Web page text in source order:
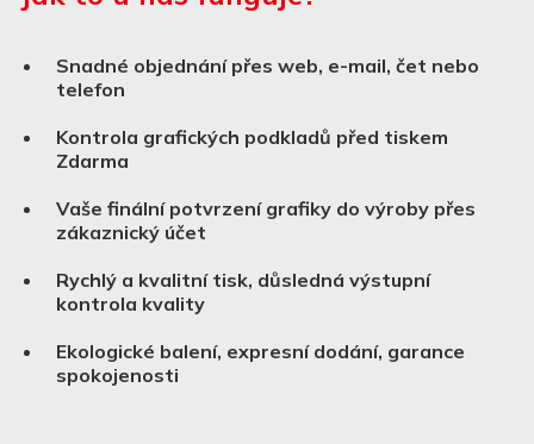
Snadné objednání přes web, e-mail, čet nebo
telefon
Kontrola grafických podkladů před tiskem
Zdarma
Vaše finální potvrzení grafiky do výroby přes
zákaznický účet
Rychlý a kvalitní tisk, důsledná výstupní
kontrola kvality
Ekologické balení, expresní dodání, garance
spokojenosti